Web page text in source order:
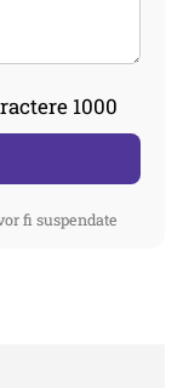
1000
fi suspendate